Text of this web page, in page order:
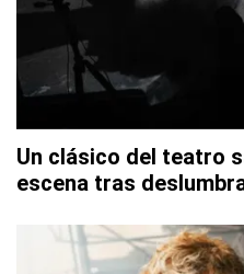
Un clásico del teatro
escena tras